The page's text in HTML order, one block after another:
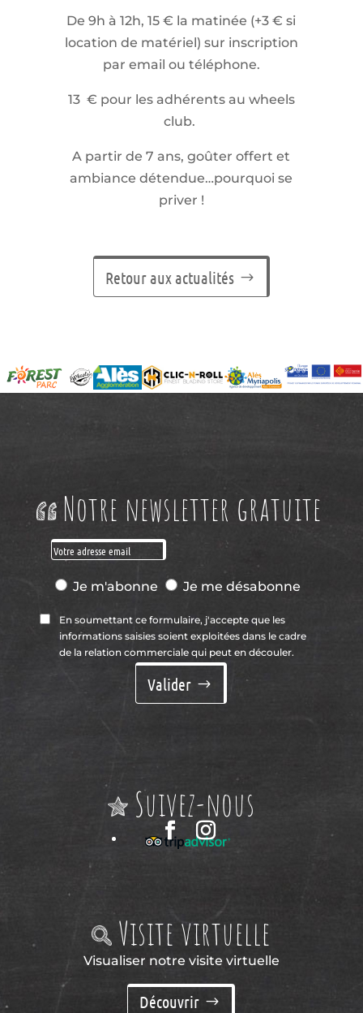
De 9h à 12h, 15 € la matinée (+3 € si
location de matériel) sur inscription
par email ou téléphone.
13 € pour les adhérents au wheels
club.
A partir de 7 ans, goûter offert et
ambiance détendue…pourquoi se
priver !
Retour aux actualités
Notre newsletter gratuite
Je m'abonne Je me désabonne
En soumettant ce formulaire, j'accepte que les
informations saisies soient exploitées dans le cadre
de la relation commerciale qui peut en découler.
Valider
Suivez-nous
Visite virtuelle
Visualiser notre visite virtuelle
Découvrir